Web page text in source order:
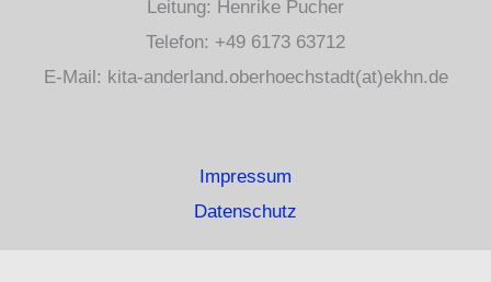
Leitung: Henrike Pucher
Telefon: +49 6173 63712
E-Mail: kita-anderland.oberhoechstadt(at)ekhn.de
Impressum
Datenschutz